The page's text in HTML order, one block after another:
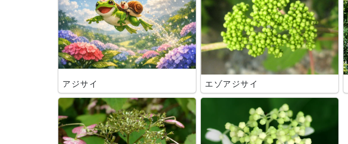
アジサイ エゾアジサイ